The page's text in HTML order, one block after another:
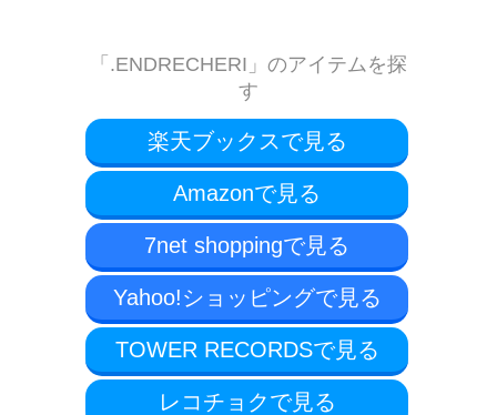
「.ENDRECHERI」のアイテムを探
す
楽天ブックスで見る
Amazonで見る
7net shoppingで見る
Yahoo!ショッピングで見る
TOWER RECORDSで見る
レコチョクで見る